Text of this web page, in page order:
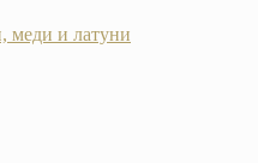
меди и латуни